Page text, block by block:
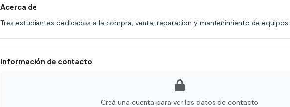
Acerca de
Tres estudiantes dedicados a la compra, venta, reparacion y mantenimiento de
Información de contacto
Creá una cuenta para ver los datos de contacto